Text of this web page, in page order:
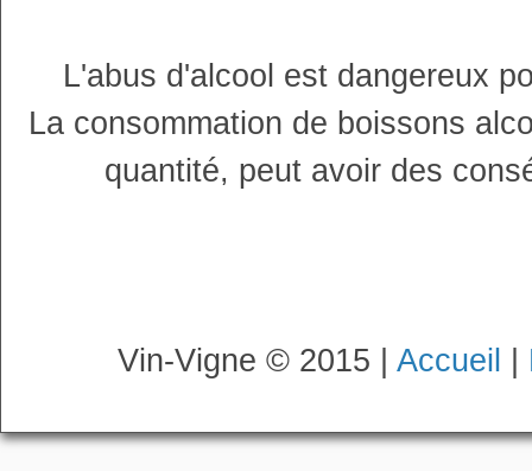
L'abus d'alcool est dangereux
La consommation de boissons
quantité, peut avoir des
Vin-Vigne © 2015 | Accueil